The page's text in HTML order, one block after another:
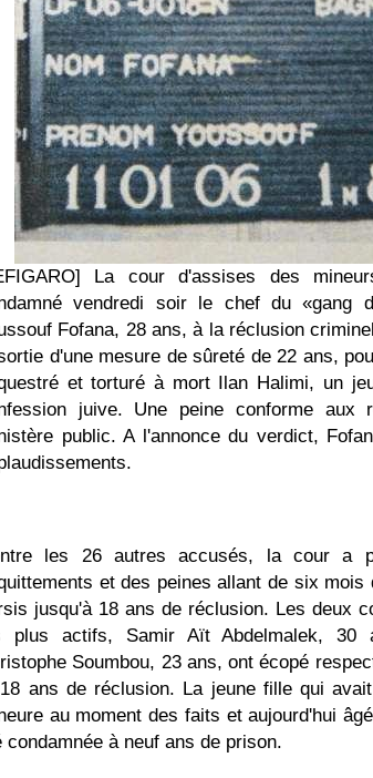
La cour d'assises des
vendredi soir le chef du «gang
Fofana, 28 ans, à la réclusion
d'une mesure de sûreté de 22 ans,
et torturé à mort Ilan Halimi, un
juive. Une peine conforme aux
public. A l'annonce du verdict,
les 26 autres accusés, la cour a
et des peines allant de six mois
jusqu'à 18 ans de réclusion. Les deux
plus actifs, Samir Aït Abdelmalek, 30
Soumbou, 23 ans, ont écopé
ans de réclusion. La jeune fille qui
au moment des faits et aujourd'hui
condamnée à neuf ans de prison.